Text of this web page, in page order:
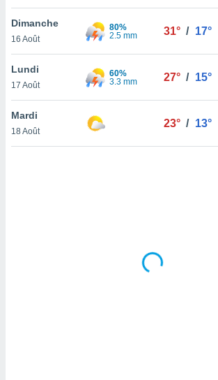
votre
à
en
le
Dimanche
16 Août
80%
2.5 mm
31° / 17°
Lundi
17 Août
60%
3.3 mm
27° / 15°
Mardi
18 Août
23° / 13°